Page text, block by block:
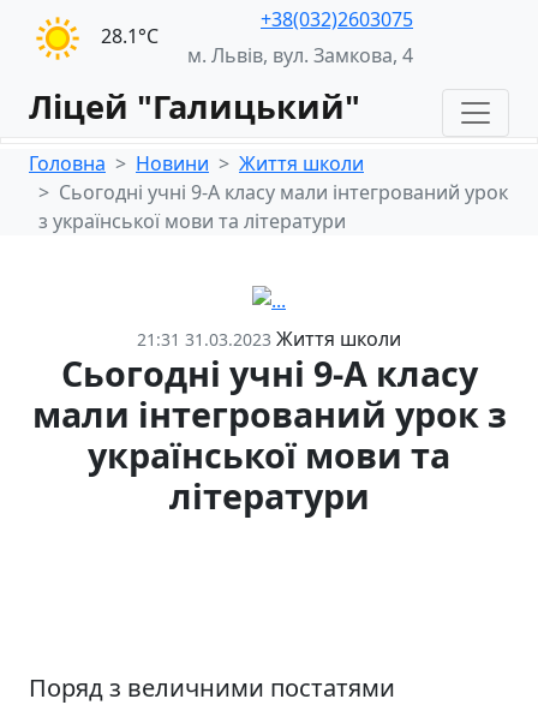
28.1°С
+38(032)2603075
м. Львів, вул. Замкова, 4
Ліцей "Галицький"
Головна Новини
Життя школи
Сьогодні учні 9-А класу мали інтегрований урок
з української мови та літератури
21:31 31.03.2023 Життя школи
Сьогодні учні 9-А класу
мали інтегрований урок з
української мови та
літератури
Поряд з величними постатями